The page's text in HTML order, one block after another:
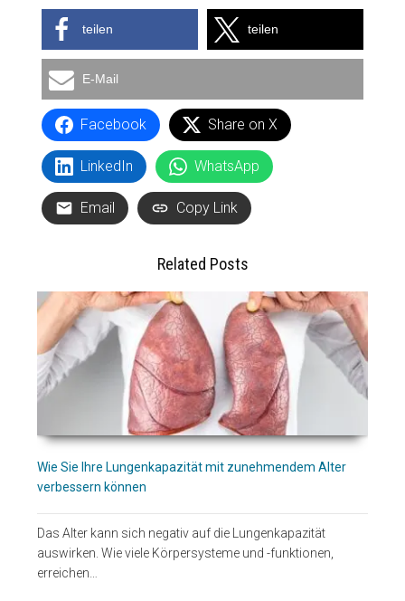
teilen teilen
E-Mail
Facebook Share on X
LinkedIn WhatsApp
Email Copy Link
Related Posts
Wie Sie Ihre Lungenkapazität mit zunehmendem Alter
verbessern können
Das Alter kann sich negativ auf die Lungenkapazität
auswirken. Wie viele Körpersysteme und -funktionen,
erreichen…